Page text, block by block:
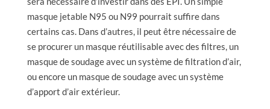
masque jetable N95 ou N99 pourrait suffire dans
certains cas. Dans d’autres, il peut être nécessaire de
se procurer un masque réutilisable avec des filtres, un
masque de soudage avec un système de filtration d’air,
ou encore un masque de soudage avec un système
d’apport d’air extérieur.